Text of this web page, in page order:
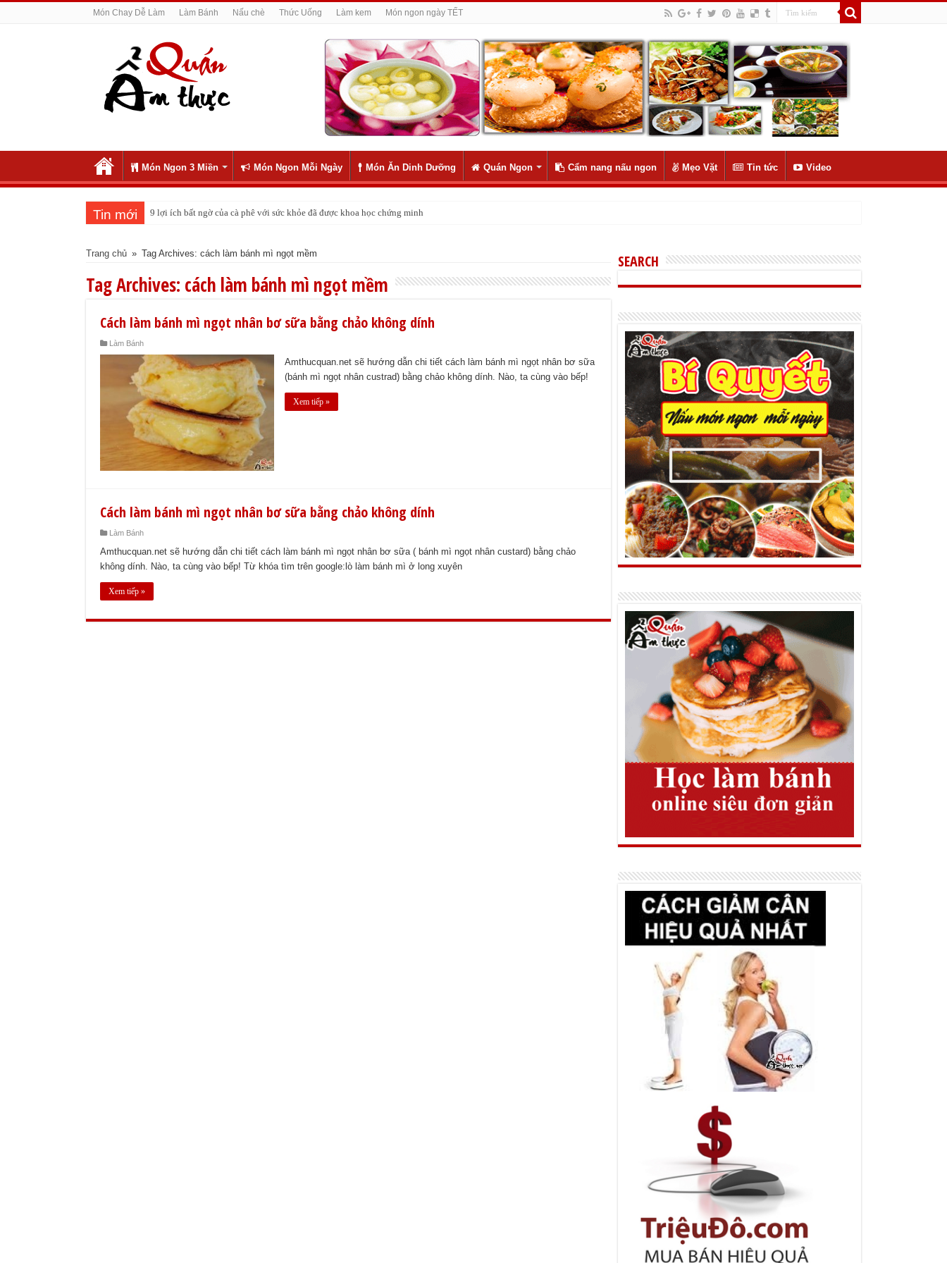
Món Chay Dễ Làm Làm Bánh Nấu chè Thức Uống Làm kem Món ngon ngày TẾT
Món Ngon 3 Miền Món Ngon Mỗi Ngày Món Ăn Dinh Dưỡng Quán Ngon Cẩm nang nấu ngon Mẹo Vặt Tin tức Video
Tin mới 9 lợi ích bất ngờ của cà phê với sức khỏe đã được khoa học chứng minh
Trang chủ » Tag Archives: cách làm bánh mì ngọt mềm
Tag Archives: cách làm bánh mì ngọt mềm
Cách làm bánh mì ngọt nhân bơ sữa bằng chảo không dính
Làm Bánh
Amthucquan.net sẽ hướng dẫn chi tiết cách làm bánh mì ngọt nhân bơ sữa
(bánh mì ngọt nhân custrad) bằng chảo không dính. Nào, ta cùng vào bếp!
Xem tiếp »
Cách làm bánh mì ngọt nhân bơ sữa bằng chảo không dính
Làm Bánh
Amthucquan.net sẽ hướng dẫn chi tiết cách làm bánh mì ngọt nhân bơ sữa ( bánh mì ngọt nhân custard) bằng chảo
không dính. Nào, ta cùng vào bếp! Từ khóa tìm trên google:lò làm bánh mì ở long xuyên
Xem tiếp »
SEARCH